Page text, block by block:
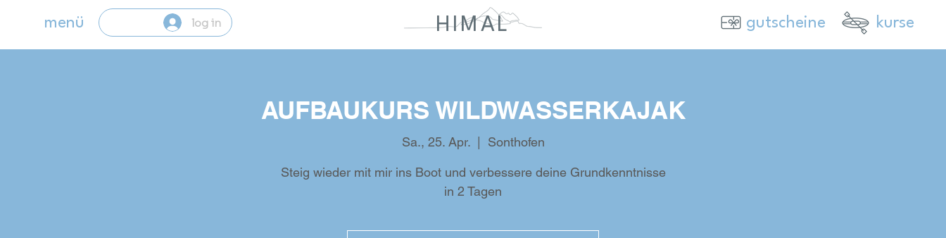
menü log in HIMAL gutscheine kurse
AUFBAUKURS WILDWASSERKAJAK
Sa., 25. Apr.
  |
Sonthofen
Steig wieder mit mir ins Boot und verbessere deine Grundkenntnisse
in 2 Tagen